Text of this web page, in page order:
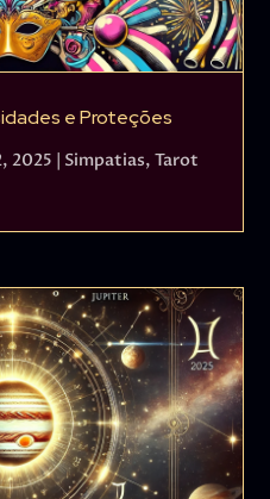
e Proteções
2025 | Simpatias,Tarot